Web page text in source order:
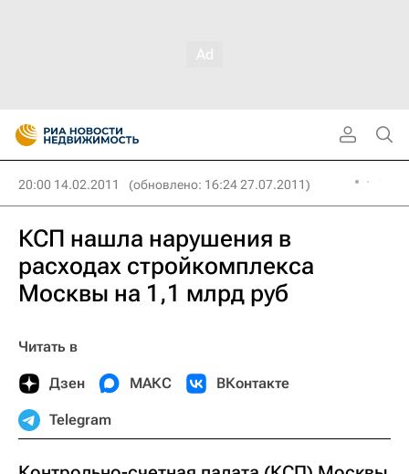
20:00 14.02.2011 (обновлено: 16:24 27.07.2011)
КСП нашла нарушения в
расходах стройкомплекса
Москвы на 1,1 млрд руб
Читать в
Дзен МАКС ВКонтакте
Telegram